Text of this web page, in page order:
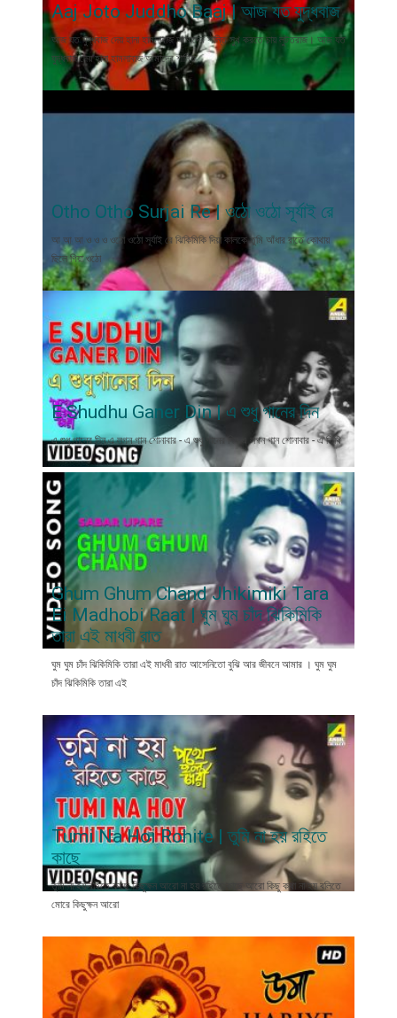
Aaj Joto Juddho Baaj | আজ যত যুদ্ধবাজ
আজ যত যুদ্ধবাজ দেয় হানা হামলাবাজ আমাদের শান্তি সুখ করতে চায় লুটতরাজ। আজ যত
যুদ্ধবাজ দেয় হানা হামলাবাজ আমাদের শান্তি
Otho Otho Surjai Re | ওঠো ওঠো সূর্যাই রে
আ আ আ ও ও ও ওঠো ওঠো সূর্যাই রে ঝিকিমিকি দিয়া কালকে তুমি আঁধার রাতে কোথায়
ছিলে গিয়া ওঠো
E Shudhu Ganer Din | এ শুধু গানের দিন
এ শুধু গানের দিন এ লগন গান শোনাবার - এ শুধু গানের দিন এ লগন গান শোনাবার - এ তিথি
Ghum Ghum Chand Jhikimiki Tara
Ei Madhobi Raat | ঘুম ঘুম চাঁদ ঝিকিমিকি
তারা এই মাধবী রাত
ঘুম ঘুম চাঁদ ঝিকিমিকি তারা এই মাধবী রাত আসেনিতো বুঝি আর জীবনে আমার । ঘুম ঘুম
চাঁদ ঝিকিমিকি তারা এই
Tumi Na Hoi Rohite | তুমি না হ​য় রহিতে
কাছে
তুমি না হ​য় রহিতে কাছে কিছুক্ষন আরো না হয় রহিতে কাছে আরো কিছু কথা না হ​য় বলিতে
মোরে কিছুক্ষন আরো